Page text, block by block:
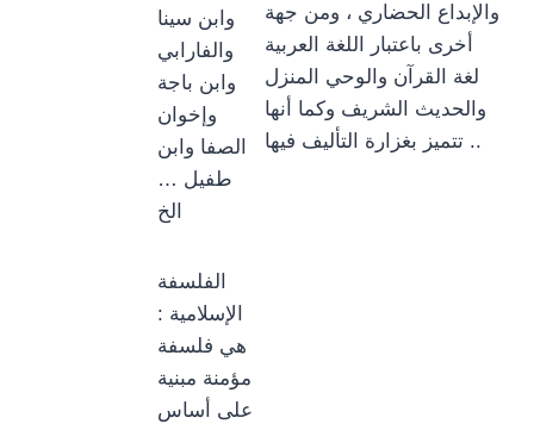
وابن سينا
والفارابي
وابن باجة
وإخوان
الصفا وابن
طفيل …
الخ
الفلسفة
الإسلامية :
هي فلسفة
مؤمنة مبنية
على أساس
والإبداع الحضاري ، ومن جهة
أخرى باعتبار اللغة العربية
لغة القرآن والوحي المنزل
والحديث الشريف وكما أنها
تتميز بغزارة التأليف فيها ..